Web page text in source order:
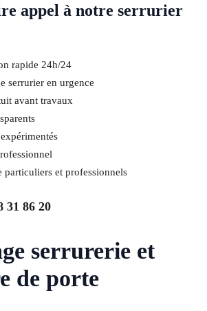
appel à notre serrurier
rapide 24h/24
serrurier en urgence
avant travaux
particuliers et professionnels
31 86 20
serrurerie et
de porte